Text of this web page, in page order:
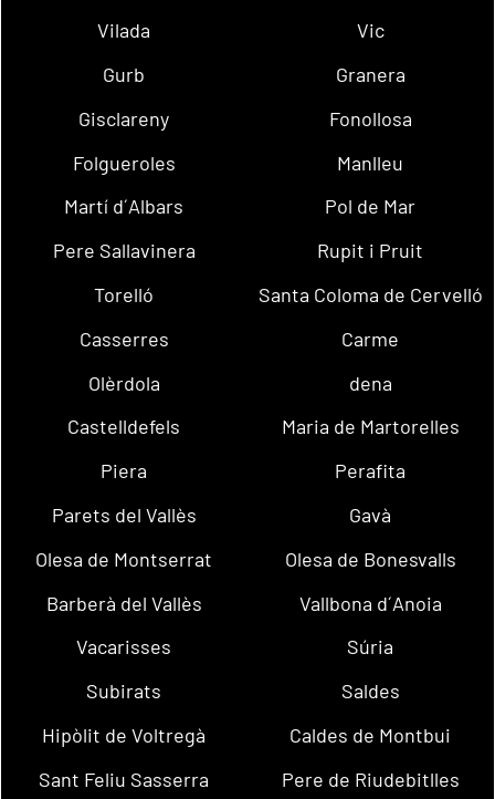
Vilada
Vic
Gurb
Granera
Gisclareny
Fonollosa
Folgueroles
Manlleu
Martí d´Albars
Pol de Mar
Pere Sallavinera
Rupit i Pruit
Torelló
Santa Coloma de Cervelló
Casserres
Carme
Olèrdola
dena
Castelldefels
Maria de Martorelles
Piera
Perafita
Parets del Vallès
Gavà
Olesa de Montserrat
Olesa de Bonesvalls
Barberà del Vallès
Vallbona d´Anoia
Vacarisses
Súria
Subirats
Saldes
Hipòlit de Voltregà
Caldes de Montbui
Sant Feliu Sasserra
Pere de Riudebitlles